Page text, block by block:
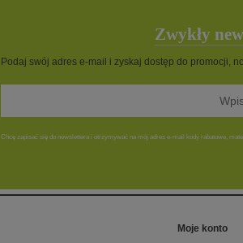
Zwykły
Podaj swój adres e-mail i zyskaj dostęp do promocji,
Chcę zapisać się do newslettera i otrzymywać na mój adres e-mail kody rabatowe,
Moje konto